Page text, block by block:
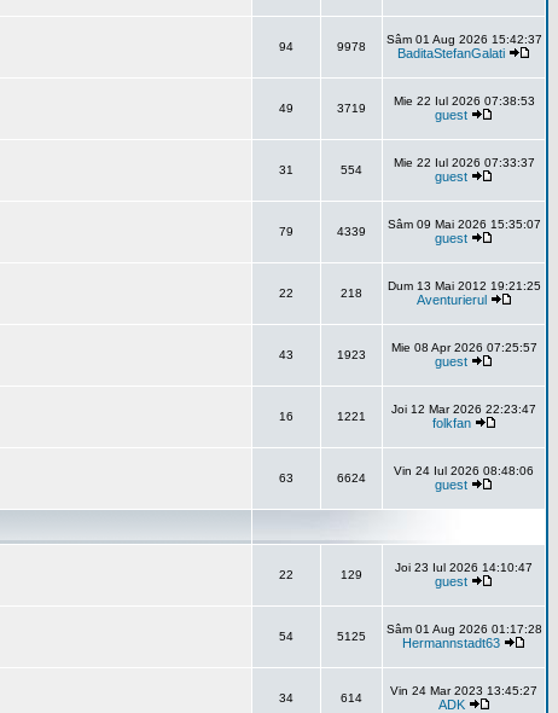
94 9978
Sâm 01 Aug 2026 15:42:37
BaditaStefanGalati
49 3719
Mie 22 Iul 2026 07:38:53
guest
31 554
Mie 22 Iul 2026 07:33:37
guest
79 4339
Sâm 09 Mai 2026 15:35:07
guest
22 218
Dum 13 Mai 2012 19:21:25
Aventurierul
43 1923
Mie 08 Apr 2026 07:25:57
guest
16 1221
Joi 12 Mar 2026 22:23:47
folkfan
63 6624
Vin 24 Iul 2026 08:48:06
guest
22 129
Joi 23 Iul 2026 14:10:47
guest
54 5125
Sâm 01 Aug 2026 01:17:28
Hermannstadt63
34 614
Vin 24 Mar 2023 13:45:27
ADK